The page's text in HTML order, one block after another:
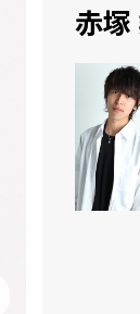
赤塚